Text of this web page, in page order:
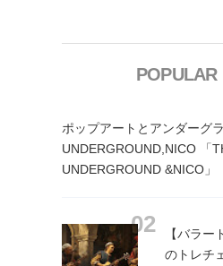
POPULAR
ポップアートとアンダーグ
UNDERGROUND,NICO 「
UNDERGROUND &NICO」
【バラ
のトレチ